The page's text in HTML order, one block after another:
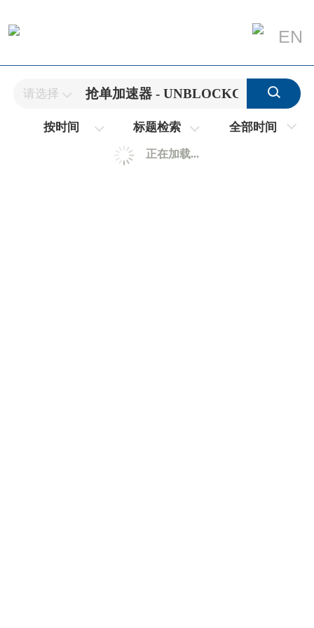
EN
请选择
按时间 标题检索 全部时间
正在加载...